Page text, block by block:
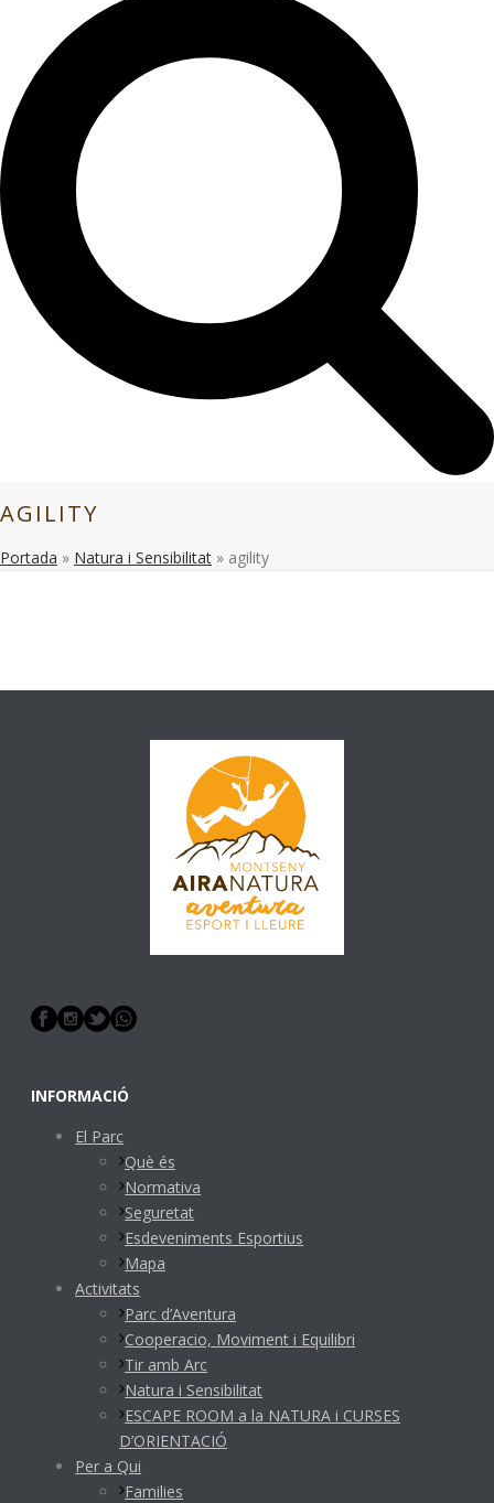
AGILITY
Portada » Natura i Sensibilitat » agility
INFORMACIÓ
El Parc
Què és
Normativa
Seguretat
Esdeveniments Esportius
Mapa
Activitats
Parc d’Aventura
Cooperacio, Moviment i Equilibri
Tir amb Arc
Natura i Sensibilitat
ESCAPE ROOM a la NATURA i CURSES
D’ORIENTACIÓ
Per a Qui
Families